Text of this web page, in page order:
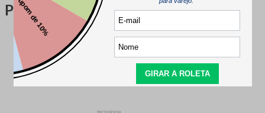
Perguntas & respostas
Este produto ainda não tem perguntas
SEJA O PRIMEIRO A PERGUNTAR